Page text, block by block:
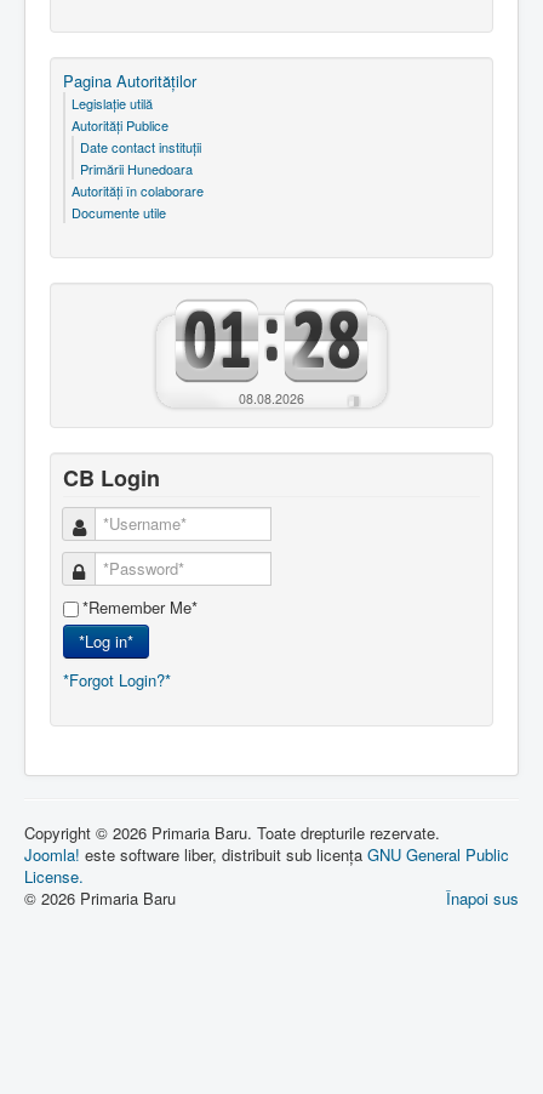
Pagina Autorităţilor
Legislaţie utilă
Autorităţi Publice
Date contact instituţii
Primării Hunedoara
Autorităţi în colaborare
Documente utile
08.08.2026
CB Login
*Remember Me*
*Log in*
*Forgot Login?*
Copyright © 2026 Primaria Baru. Toate drepturile rezervate.
Joomla! este software liber, distribuit sub licența GNU General Public
License.
Înapoi sus
© 2026 Primaria Baru